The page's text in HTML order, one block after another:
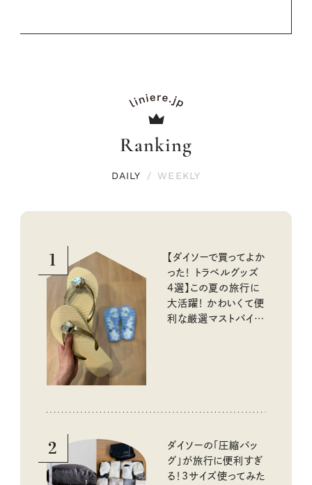
Ranking
DAILY / WEEKLY
1
【ダイソーで買ってよか
った！ トラベルグッズ
4選】この夏の旅行に
大活躍！ かわいくて便
利な厳選マストバイア
2
ダイソーの「圧縮バッ
グ」が旅行に便利すぎ
る！3サイズ使ってみた